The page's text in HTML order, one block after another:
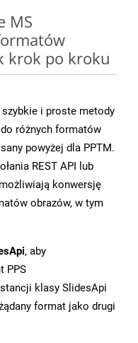
MS
krok po kroku
i proste metody
różnych formatów
powyżej dla PPTM.
REST API lub
konwersję
obrazów, w tym
, aby
PPS
klasy SlidesApi
format jako drugi